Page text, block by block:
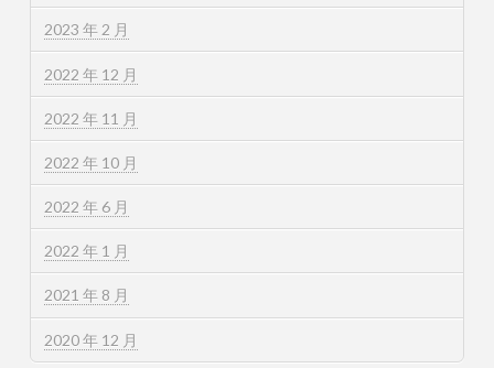
2023 年 2 月
2022 年 12 月
2022 年 11 月
2022 年 10 月
2022 年 6 月
2022 年 1 月
2021 年 8 月
2020 年 12 月